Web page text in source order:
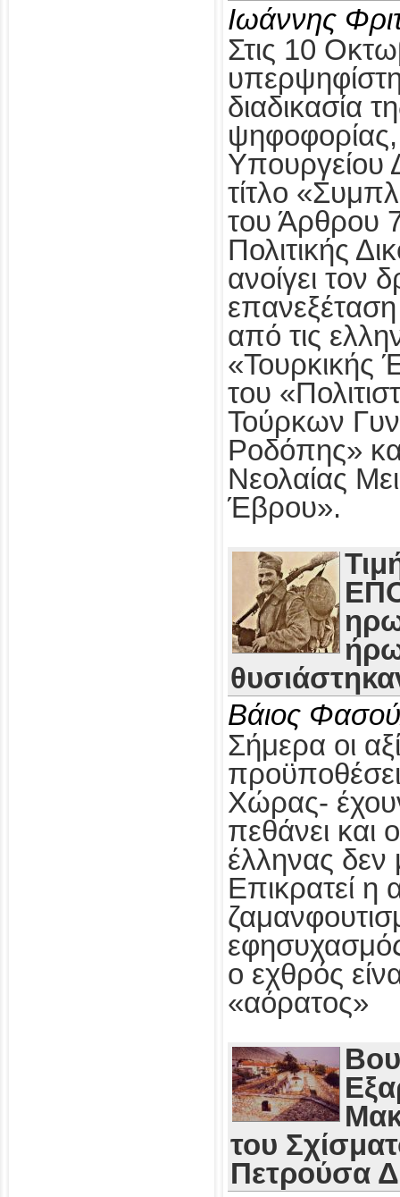
Ιωάννης
Στις 10
διαδικασία
Υπουργείου
τίτλο
του Άρθρου
Πολιτικής
ανοίγει τον
από τις
«Τουρκικής
του
Τούρκων
Ροδόπης»
Νεολαίας
Έβρου».
Βάιος
Σήμερα οι
Χώρας-
πεθάνει και
έλληνας δεν
Επικρατεί η
ο εχθρός
«αόρατος»
του
Πετρούσα